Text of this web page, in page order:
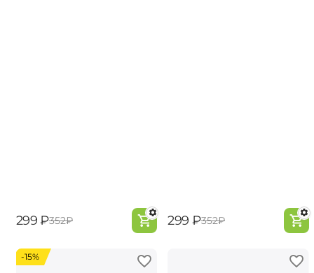
‍299‍ ₽‍352‍₽ ‍299‍ ₽‍352‍₽
-15%